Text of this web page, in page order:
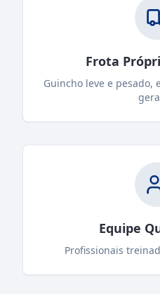
Frota
Guincho leve e
Equipe
Profissionais